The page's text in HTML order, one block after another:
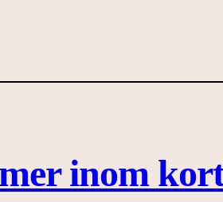
inom